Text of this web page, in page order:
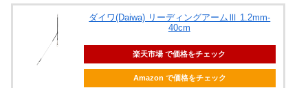
ダイワ(Daiwa) リーディングアームⅢ 1.2mm-
40cm
楽天市場 で価格をチェック
Amazon で価格をチェック